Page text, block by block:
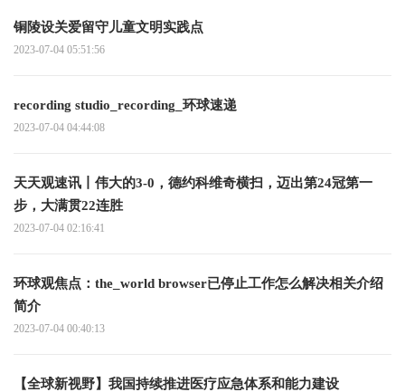
铜陵设关爱留守儿童文明实践点
2023-07-04 05:51:56
recording studio_recording_环球速递
2023-07-04 04:44:08
天天观速讯丨伟大的3-0，德约科维奇横扫，迈出第24冠第一
步，大满贯22连胜
2023-07-04 02:16:41
环球观焦点：the_world browser已停止工作怎么解决相关介绍
简介
2023-07-04 00:40:13
【全球新视野】我国持续推进医疗应急体系和能力建设